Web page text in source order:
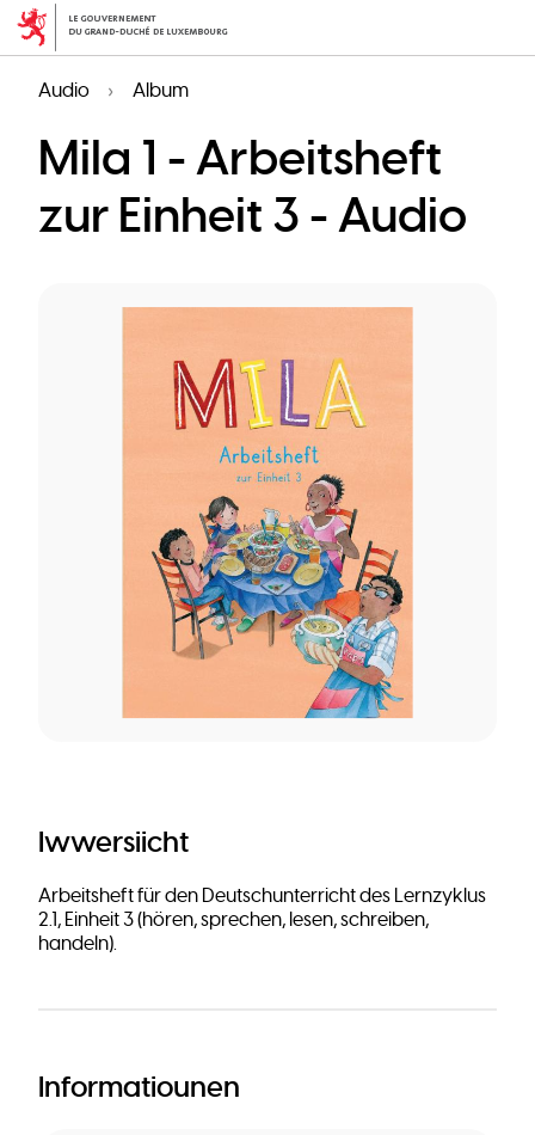
Skip
content
Audio Album
Mila 1 - Arbeitsheft
zur Einheit 3 - Audio
Iwwersiicht
Arbeitsheft für den Deutschunterricht des Lernzyklus
2.1, Einheit 3 (hören, sprechen, lesen, schreiben,
handeln).
Informatiounen